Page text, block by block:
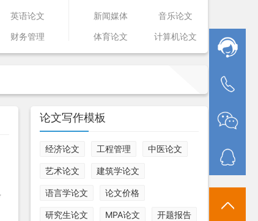
英语论文
财务管理
新闻媒体
音乐论文
体育论文
计算机论文
论文写作模板
经济论文 工程管理 中医论文
艺术论文 建筑学论文
语言学论文 论文价格
研究生论文 MPA论文 开题报告